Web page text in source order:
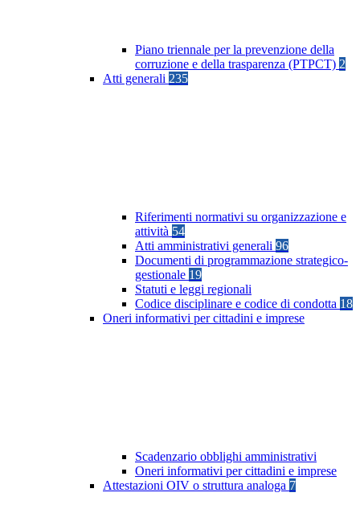
Piano triennale per la prevenzione della
corruzione e della trasparenza (PTPCT) 2
Atti generali 235
Riferimenti normativi su organizzazione e
attività 54
Atti amministrativi generali 96
Documenti di programmazione strategico-
gestionale 19
Statuti e leggi regionali
Codice disciplinare e codice di condotta 18
Oneri informativi per cittadini e imprese
Scadenzario obblighi amministrativi
Oneri informativi per cittadini e imprese
Attestazioni OIV o struttura analoga 7